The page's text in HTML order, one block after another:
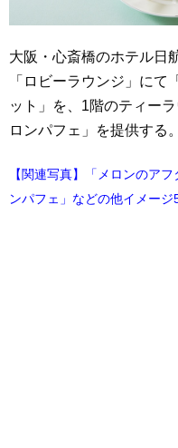
大阪・心斎橋のホテル日
「ロビーラウンジ」に
ット」を、1階のティー
ロンパフェ」を提供する。
【関連写真】「メロンのア
ンパフェ」などの他イメージ